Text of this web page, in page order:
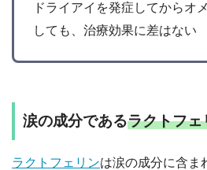
ドライアイを発症してからオ
しても、治療効果に差はない
涙の成分であるラクトフェ
ラクトフェリンは涙の成分に含ま